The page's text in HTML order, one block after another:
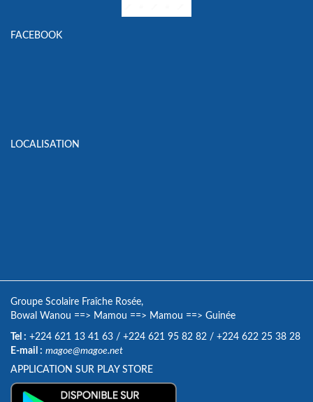
FACEBOOK
LOCALISATION
Groupe Scolaire Fraîche Rosée,
Bowal Wanou ==> Mamou ==> Mamou ==> Guinée
Tel : +224 621 13 41 63 / +224 621 95 82 82 / +224 622 25 38 28
E-mail : magoe@magoe.net
APPLICATION SUR PLAY STORE